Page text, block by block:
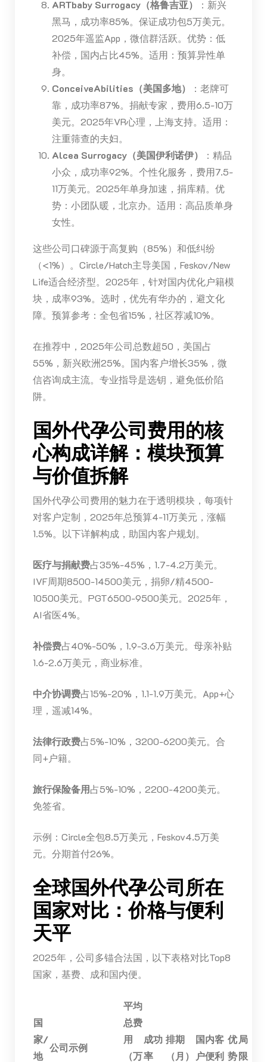
ARTbaby Surrogacy（格鲁吉亚）
：新兴
黑马，成功率85%。保证成功包5万美元。
2025年遥监App，微信群活跃。优势：低
补偿，国内占比45%。适用：预算异性单
身。
ConceiveAbilities（美国多地）
：老牌可
靠，成功率87%。捐献专家，费用6.5-10万
美元。2025年VR心理，上海支持。适用：
注重筛查的夫妇。
Alcea Surrogacy（美国伊利诺伊）
：精品
小众，成功率92%。个性化服务，费用7.5-
11万美元。2025年单身加速，捐库精。优
势：小团队暖，北京办。适用：高品质单身
女性。
这些公司口碑源于高复购（85%）和低纠纷
（<1%）。Circle/Hatch主导美国，Feskov/New
Life适合经济型。2025年，针对国内优化户籍模
块，成率93%。选时，优先有华办的，避文化
障。预算参考：全包省15%，社区荐减10%。
在推荐中，2025年公司总数超50，美国占
55%，新兴欧洲25%。国内客户增长35%，微
信咨询成主流。专业指导是选钥，避免低价陷
阱。
国外代孕公司费用的核
心构成详解：模块预算
与价值拆解
国外代孕公司费用的魅力在于透明模块，每项针
对客户定制，2025年总预算4-11万美元，涨幅
1.5%。以下详解构成，助国内客户规划。
医疗与捐献费占35%-45%，1.7-4.2万美元。
IVF周期8500-14500美元，捐卵/精4500-
10500美元。PGT6500-9500美元。2025年，
AI省医4%。
补偿费占40%-50%，1.9-3.6万美元。母亲补贴
1.6-2.6万美元，商业标准。
中介协调费占15%-20%，1.1-1.9万美元。App+心
理，遥减14%。
法律行政费占5%-10%，3200-6200美元。合
同+户籍。
旅行保险备用占5%-10%，2200-4200美元。
免签省。
示例：Circle全包8.5万美元，Feskov4.5万美
元。分期首付26%。
全球国外代孕公司所在
国家对比：价格与便利
天平
2025年，公司多锚合法国，以下表格对比Top8
国家，基费、成和国内便。
国
家/
地
公司示例
平均
总费
用
（万
成功
率
排期
（月）
国内客
户便利
优
势
局
限